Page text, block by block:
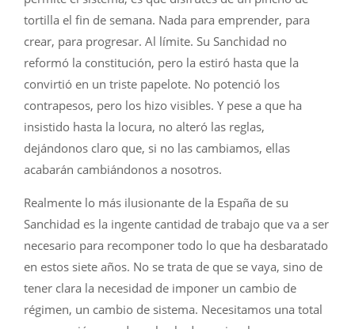
tortilla el fin de semana. Nada para emprender, para
crear, para progresar. Al límite. Su Sanchidad no
reformó la constitución, pero la estiró hasta que la
convirtió en un triste papelote. No potenció los
contrapesos, pero los hizo visibles. Y pese a que ha
insistido hasta la locura, no alteró las reglas,
dejándonos claro que, si no las cambiamos, ellas
acabarán cambiándonos a nosotros.
Realmente lo más ilusionante de la España de su
Sanchidad es la ingente cantidad de trabajo que va a ser
necesario para recomponer todo lo que ha desbaratado
en estos siete años. No se trata de que se vaya, sino de
tener clara la necesidad de imponer un cambio de
régimen, un cambio de sistema. Necesitamos una total